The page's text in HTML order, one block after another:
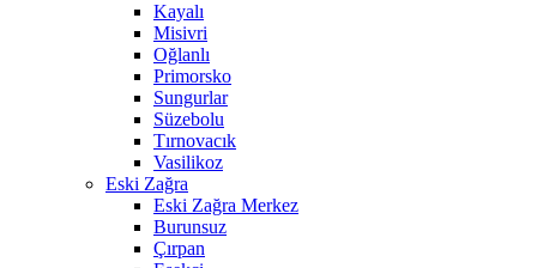
Kayalı
Misivri
Oğlanlı
Primorsko
Sungurlar
Süzebolu
Tırnovacık
Vasilikoz
Eski Zağra
Eski Zağra Merkez
Burunsuz
Çırpan